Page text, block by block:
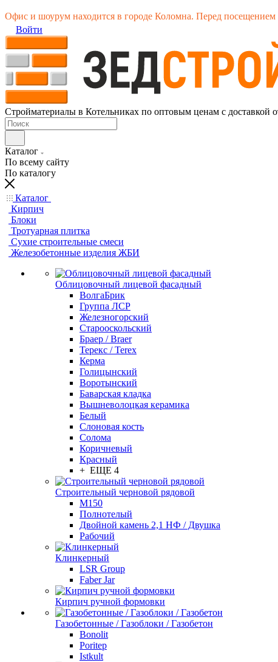
Офис и шоурум находится в городе Коломна. Перед посещением
Войти
Стройматериалы в Котельниках по оптовым ценам с доставкой
Каталог
По всему сайту
По каталогу
Каталог
Кирпич
Блоки
Тротуарная плитка
Сухие строительные смеси
Железобетонные изделия ЖБИ
Облицовочный лицевой фасадный
ВолгаБрик
Группа ЛСР
Железногорский
Старооскольский
Браер / Braer
Терекс / Terex
Керма
Голицынский
Воротынский
Баварская кладка
Вышневолоцкая керамика
Белый
Слоновая кость
Солома
Коричневый
Красный
+ ЕЩЕ 4
Строительный черновой рядовой
М150
Полнотелый
Двойной камень 2,1 НФ / Двушка
Рабочий
Клинкерный
LSR Group
Faber Jar
Кирпич ручной формовки
Газобетонные / Газоблоки / Газобетон
Bonolit
Poritep
Istkult